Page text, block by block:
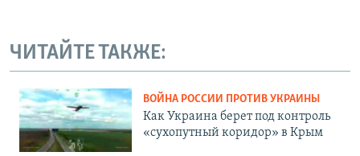
ЧИТАЙТЕ ТАКЖЕ:
ВОЙНА РОССИИ ПРОТИВ УКРАИНЫ
Как Украина берет под контроль
«сухопутный коридор» в Крым